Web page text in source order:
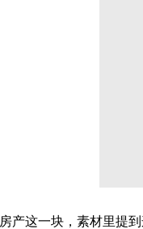
房产这一块，素材里提